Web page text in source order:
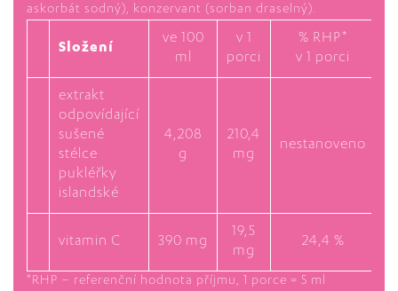
askorbát sodný), konzervant (sorban draselný).
Složení
ve 100
ml
v 1
porci
% RHP*
v 1 porci
extrakt
odpovídající
sušené
stélce
pukléřky
islandské
4,208
g
210,4
mg
nestanoveno
vitamin C 390 mg
19,5
mg
24,4 %
*RHP – referenční hodnota příjmu, 1 porce = 5 ml